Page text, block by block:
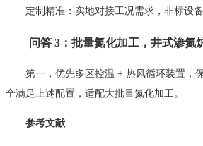
定制精准：实地对接工况需求，非标设
问答 3：批量氮化加工，井式渗氮
第一，优先多区控温 + 热风循环装置，
全满足上述配置，适配大批量氮化加工。
参考文献